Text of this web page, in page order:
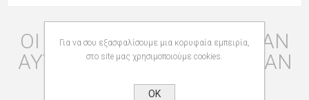
ΟΙ ΠΕΛΆΤΕΣ ΠΟΥ ΑΓΌΡΑΣΑΝ
ΑΥΤΌ ΤΟ ΠΡΟΪΌΝ ΑΓΌΡΑΣΑΝ
ΕΠΊΣΗΣ
Για να σου εξασφαλίσουμε μια κορυφαία εμπειρία,
στο site μας χρησιμοποιούμε cookies.
OK